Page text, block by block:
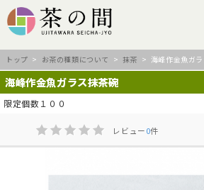
トップ > お茶の種類について > 抹茶 > 海峰作金魚ガ
海峰作金魚ガラス抹茶碗
限定個数１００
レビュー0件